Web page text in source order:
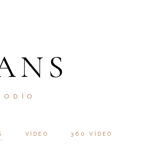
VIDEO 360 VIDEO